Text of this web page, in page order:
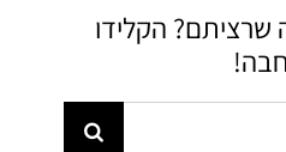
הקלידו